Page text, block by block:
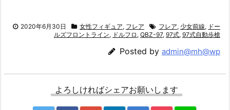
2020年6月30日 女性フィギュア, フレア フレア, 少女前線, ドー
ルズフロントライン, ドルフロ , QBZ-97, 97式, 97式自動歩槍
Posted by admin@mh@wp
よろしければシェアお願いします